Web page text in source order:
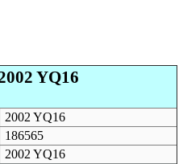
YQ16
2002 YQ16
186565
2002 YQ16